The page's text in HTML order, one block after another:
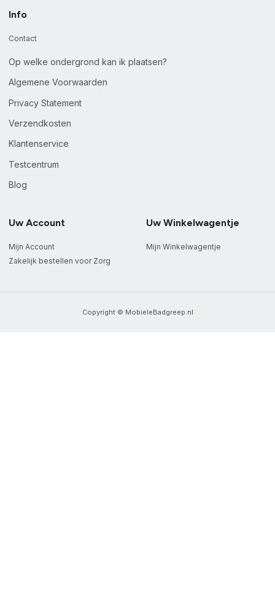
Info
Contact
Op welke ondergrond kan ik plaatsen?
Algemene Voorwaarden
Privacy Statement
Verzendkosten
Klantenservice
Testcentrum
Blog
Uw Account
Mijn Account
Zakelijk bestellen voor Zorg
Uw Winkelwagentje
Mijn Winkelwagentje
Copyright © MobieleBadgreep.nl